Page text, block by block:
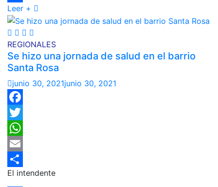
Compartir
Leer +
REGIONALES
Se hizo una jornada de salud en el barrio
Santa Rosa
junio 30, 2021junio 30, 2021
Facebook
Twitter
WhatsApp
Email
Compartir
El intendente